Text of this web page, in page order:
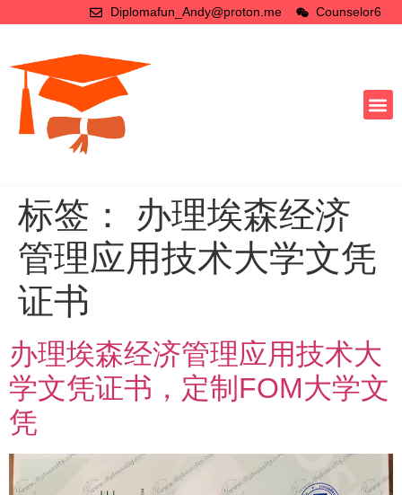
Diplomafun_Andy@proton.me Counselor6
标签： 办理埃森经济
管理应用技术大学文凭
证书
办理埃森经济管理应用技术大
学文凭证书，定制FOM大学文
凭